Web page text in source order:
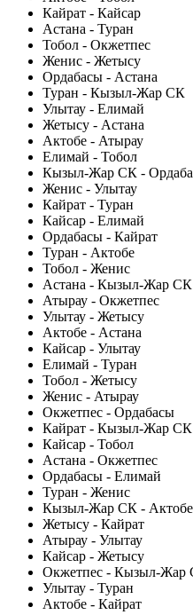
Кайрат - Кайсар
Астана - Туран
Тобол - Окжетпес
Женис - Жетысу
Ордабасы - Астана
Туран - Кызыл-Жар СК
Улытау - Елимай
Жетысу - Астана
Актобе - Атырау
Елимай - Тобол
Кызыл-Жар СК -
Женис - Улытау
Кайрат - Туран
Кайсар - Елимай
Ордабасы - Кайрат
Туран - Актобе
Тобол - Женис
Астана - Кызыл-Жар СК
Атырау - Окжетпес
Улытау - Жетысу
Актобе - Астана
Кайсар - Улытау
Елимай - Туран
Тобол - Жетысу
Женис - Атырау
Окжетпес - Ордабасы
Кайрат - Кызыл-Жар СК
Кайсар - Тобол
Астана - Окжетпес
Ордабасы - Елимай
Туран - Женис
Кызыл-Жар СК - Актобе
Жетысу - Кайрат
Атырау - Улытау
Кайсар - Жетысу
Окжетпес - Кызыл-Жар
Улытау - Туран
Актобе - Кайрат